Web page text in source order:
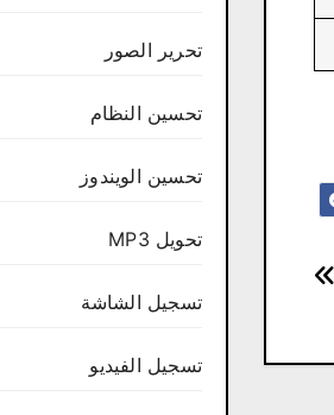
تحرير الصور
تحسين النظام
تحسين الويندوز
تحويل MP3
تسجيل الشاشة
تسجيل الفيديو